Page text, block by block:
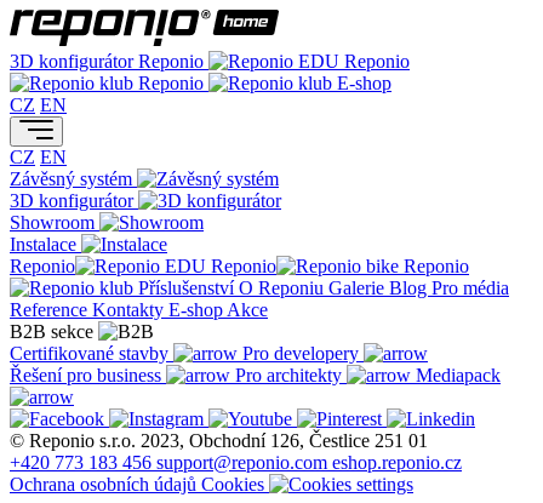
3D konfigurátorReponio
Reponio
Reponio
E-shop
CZ EN
CZ EN
Závěsný systém
3D konfigurátor
Showroom
Instalace
Reponio
Reponio
Reponio
PříslušenstvíO Reponiu Galerie Blog Pro média
Reference Kontakty E-shop Akce
B2B sekce
Certifikované stavby
Pro developery
Řešení pro business
Pro architekty Mediapack
© Reponio s.r.o. 2023, Obchodní 126, Čestlice 251 01
+420 773 183 456 support@reponio.com eshop.reponio.cz
Ochrana osobních údajů Cookies